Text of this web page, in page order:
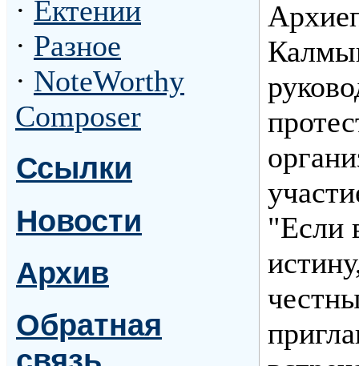
· Ектении
· Разное
· NoteWorthy
Composer
Ссылки
Новости
Архив
Обратная
"Если